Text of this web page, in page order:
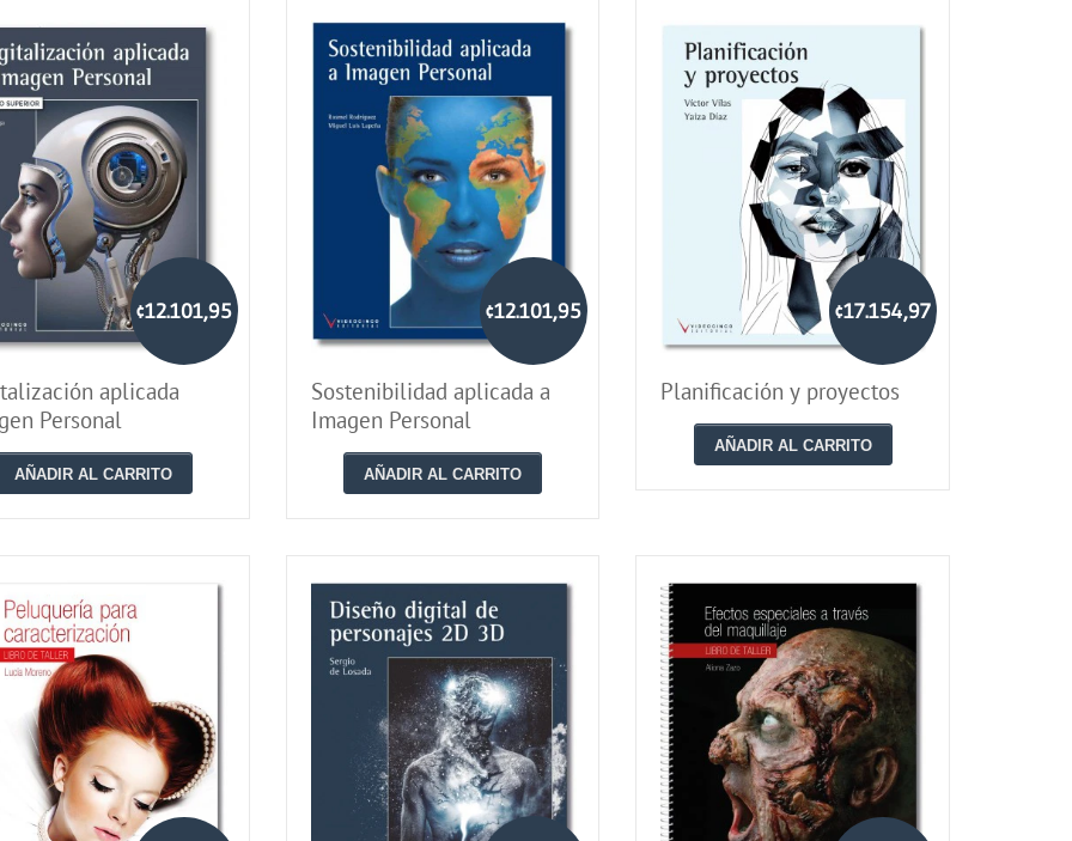
¢12.101,95
aplicada
Personal
AÑADIR AL CARRITO
¢12.101,95
Sostenibilidad aplicada a
Imagen Personal
AÑADIR AL CARRITO
¢17.154,97
Planificación y proyectos
AÑADIR AL CARRITO